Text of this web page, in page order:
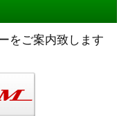
をご案内致します